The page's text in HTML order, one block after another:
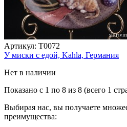
Артикул: T0072
У миски с едой, Kahla, Германия
Нет в наличии
Показано с 1 по 8 из 8 (всего 1
Выбирая нас, вы получаете
преимущества: